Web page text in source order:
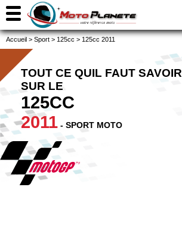
Accueil > Sport > 125cc > 125cc 2011
TOUT CE QUIL FAUT SAVOIR
SUR LE
125CC
2011 - SPORT MOTO